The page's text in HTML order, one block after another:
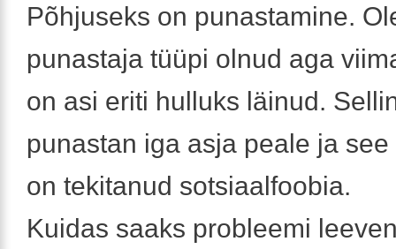
Põhjuseks on punastamine.
punastaja tüüpi olnud aga
on asi eriti hulluks läinud.
punastan iga asja peale ja
on tekitanud sotsiaalfoobia.
Kuidas saaks probleemi